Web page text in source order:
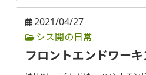
2021/04/27
シス開の日常
フロントエンドワー